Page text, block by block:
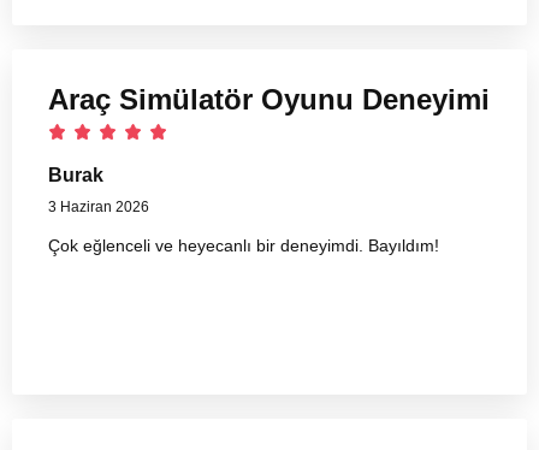
Araç Simülatör Oyunu Deneyimi
Burak
3 Haziran 2026
Çok eğlenceli ve heyecanlı bir deneyimdi. Bayıldım!